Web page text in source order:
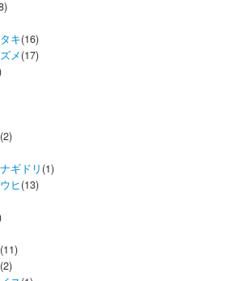
キ(16)
メ(17)
(2)
ギドリ (1)
ヒ(13)
(11)
(2)